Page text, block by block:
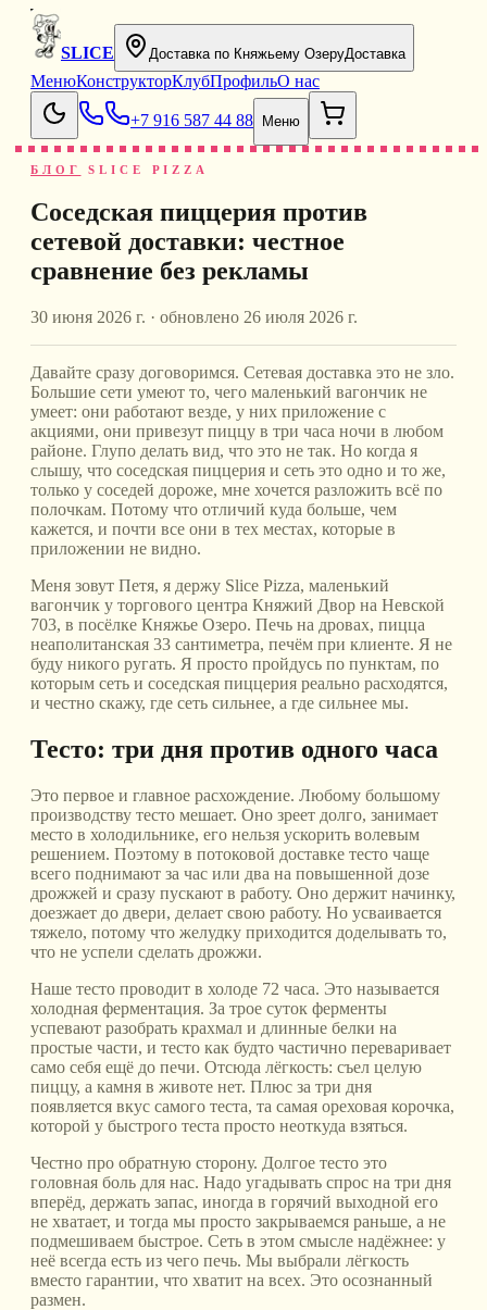
SLICE Доставка по Княжьему ОзеруДоставка
МенюКонструкторКлубПрофильО нас
+7 916 587 44 88 Меню
БЛОГ SLICE PIZZA
Соседская пиццерия против
сетевой доставки: честное
сравнение без рекламы
30 июня 2026 г. · обновлено 26 июля 2026 г.
Давайте сразу договоримся. Сетевая доставка это не зло.
Большие сети умеют то, чего маленький вагончик не
умеет: они работают везде, у них приложение с
акциями, они привезут пиццу в три часа ночи в любом
районе. Глупо делать вид, что это не так. Но когда я
слышу, что соседская пиццерия и сеть это одно и то же,
только у соседей дороже, мне хочется разложить всё по
полочкам. Потому что отличий куда больше, чем
кажется, и почти все они в тех местах, которые в
приложении не видно.
Меня зовут Петя, я держу Slice Pizza, маленький
вагончик у торгового центра Княжий Двор на Невской
703, в посёлке Княжье Озеро. Печь на дровах, пицца
неаполитанская 33 сантиметра, печём при клиенте. Я не
буду никого ругать. Я просто пройдусь по пунктам, по
которым сеть и соседская пиццерия реально расходятся,
и честно скажу, где сеть сильнее, а где сильнее мы.
Тесто: три дня против одного часа
Это первое и главное расхождение. Любому большому
производству тесто мешает. Оно зреет долго, занимает
место в холодильнике, его нельзя ускорить волевым
решением. Поэтому в потоковой доставке тесто чаще
всего поднимают за час или два на повышенной дозе
дрожжей и сразу пускают в работу. Оно держит начинку,
доезжает до двери, делает свою работу. Но усваивается
тяжело, потому что желудку приходится доделывать то,
что не успели сделать дрожжи.
Наше тесто проводит в холоде 72 часа. Это называется
холодная ферментация. За трое суток ферменты
успевают разобрать крахмал и длинные белки на
простые части, и тесто как будто частично переваривает
само себя ещё до печи. Отсюда лёгкость: съел целую
пиццу, а камня в животе нет. Плюс за три дня
появляется вкус самого теста, та самая ореховая корочка,
которой у быстрого теста просто неоткуда взяться.
Честно про обратную сторону. Долгое тесто это
головная боль для нас. Надо угадывать спрос на три дня
вперёд, держать запас, иногда в горячий выходной его
не хватает, и тогда мы просто закрываемся раньше, а не
подмешиваем быстрое. Сеть в этом смысле надёжнее: у
неё всегда есть из чего печь. Мы выбрали лёгкость
вместо гарантии, что хватит на всех. Это осознанный
размен.